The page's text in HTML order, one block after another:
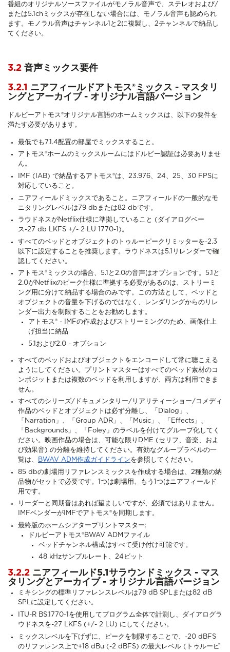
番組のオリジナルソースファイルがモノラル音声で、ステレオおよび/
または5.1chミックスが存在しない場合には、モノラル音声も認められ
ます。モノラル音声はチャンネル1と2に複製し、2チャンネルで納品し
てください。
3.2 音声ミックス要件
3.2.1 ニアフィールドアトモス®ミックス - マスタリ
ングとアーカイブ - オリジナル言語バージョン
ドルビーアトモス®オリジナル言語のホームミックスは、以下の要件を
満たす必要があります。
最低でも7.1.4配置の部屋でミックスすること。
アトモス®ホームのミックスルームにはドルビー認証は必要ありませ
ん。
IMF (IAB) で納品するアトモス®は、23.976、24、25、30 FPSに
対応していること。
ニアフィールドミックスであること。ニアフィールドの一般的なモ
ニタリングレベルは79 dbまたは82 dbです。
ラウドネスがNetflix仕様に準拠していること (ダイアログベー
ス-27 db LKFS +/- 2 LU 1770-1)。
すべてのベッドとオブジェクトのトゥルーピークリミッターを-2.3
以下に設定することを推奨します。ラウドネスは5.1リレンダーで確
認してください。
アトモス®ミックスの場合、5.1と2.0の音声はオプションです。5.1と
2.0がNetflixのピーク仕様に準拠する必要があるのは、ストリーミ
ング用に分けて納品する場合のみです。この方法として、ベッドと
オブジェクトの音量を下げるのではなく、レンダリングからのリレ
ンダー出力を制限することをお勧めします。
アトモス® - IMFの作成およびストリーミングのため、画像仕上
げ担当に納品
5.1および2.0 - オプション
すべてのベッドおよびオブジェクトをエンコードして常に聴こえる
ようにしてください。プリントマスターはすべてのベッド素材のコ
ンポジットまたは複数のベッドを利用しますが、両方は利用できま
せん。
すべてのシリーズ/ドキュメンタリー/リアリティーショー/コメディ
作品のベッドとオブジェクトは必ず分離し、「Dialog」、
「Narration」、「Group ADR」、「Music」、「Effects」、
「Backgrounds」、「Foley」のラベルを付けてグループ化してく
ださい。映画作品の場合は、可能な限りDME (セリフ、音楽、およ
び効果音) の分離を維持してください。有効なグループラベルの一
覧は、
BWAV ADM作成ガイドラインを参照してください。
85 dbの劇場用リファレンスミックスを作成する場合は、2種類の納
品物がセットで必要です。1つは劇場用、もう1つはニアフィールド
用です。
リーダーと同期音はあれば望ましいですが、必須ではありません。
IMFベンダーがIMFでアトモス®を同期します。
最終版のホームシアタープリントマスター:
ドルビーアトモス®BWAV ADMファイル
ベッドチャンネル構成はすべて受け付け可能です。
48 kHzサンプルレート、24ビット
3.2.2 ニアフィールド5.1サラウンドミックス - マス
タリングとアーカイブ - オリジナル言語バージョン
ミキシングの標準リファレンスレベルは79 dB SPLまたは82 dB
SPLに設定してください。
ITU-R BS.1770-1を使用してプログラム全体で計測し、ダイアログラ
ウドネスを-27 LKFS (+/- 2 LU) にしてください。
ミックスレベルを下げずに、ピークを制限することで、-20 dBFS
のリファレンス上で+18 dBu (-2 dBFS) の最大レベル (トゥルーピ